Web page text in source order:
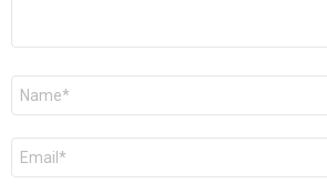
Nome
E-
mail
*